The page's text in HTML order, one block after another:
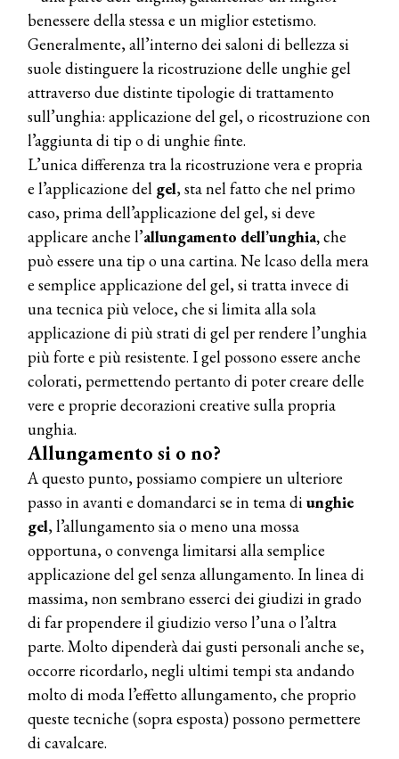
benessere della stessa e un miglior estetismo.
Generalmente, all’interno dei saloni di bellezza si
suole distinguere la ricostruzione delle unghie gel
attraverso due distinte tipologie di trattamento
sull’unghia: applicazione del gel, o ricostruzione con
l’aggiunta di tip o di unghie finte.
L’unica differenza tra la ricostruzione vera e propria
e l’applicazione del gel, sta nel fatto che nel primo
caso, prima dell’applicazione del gel, si deve
applicare anche l’allungamento dell’unghia,che
può essere una tip o una cartina. Ne lcaso della mera
e semplice applicazione del gel, si tratta invece di
una tecnica più veloce, che si limita alla sola
applicazione di più strati di gel per rendere l’unghia
più forte e più resistente. I gel possono essere anche
colorati, permettendo pertanto di poter creare delle
vere e proprie decorazioni creative sulla propria
unghia.
Allungamento si o no?
A questo punto, possiamo compiere un ulteriore
passo in avanti e domandarci se in tema diunghie
gel, l’allungamento sia o meno una mossa
opportuna, o convenga limitarsi alla semplice
applicazione del gel senza allungamento. In linea di
massima, non sembrano esserci dei giudizi in grado
di far propendere il giudizio verso l’una o l’altra
parte. Molto dipenderà dai gusti personali anche se,
occorre ricordarlo, negli ultimi tempi sta andando
molto di moda l’effetto allungamento, che proprio
queste tecniche (sopra esposta) possono permettere
di cavalcare.